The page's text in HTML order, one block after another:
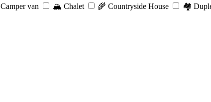
Camper van 🏔️ Chalet 🌾 Countryside House 🏘️